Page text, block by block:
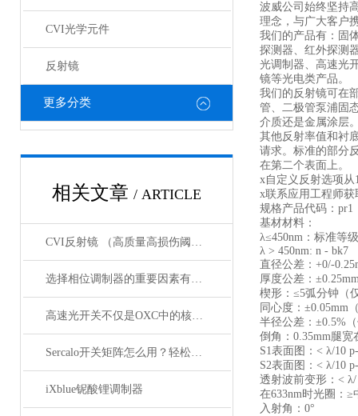
CVI光学元件
反射镜
更多分类
相关文章 / ARTICLE
CVI反射镜 （高质量高损伤阈值反射镜）产品介绍
选择相位调制器的重要因素有哪些？你清楚吗？
高速光开关不仅是OXC中的核心器件，它还广泛应用于这些领域
Sercalo开关矩阵怎么用？轻松实现光路智能切换
iXblue铌酸锂调制器
波威公司始终坚持
理念，与广大客户
我们的产品有：固
探测器、红外探测
光调制器、高速光
镜等光电类产品。
我们的反射镜可在
管、二极管泵浦固
介质还是金属涂层
其他反射率值和衬
请求。标准的部分
在第二个表面上。
x自定义反射选项从
x联系应用工程师获
规格产品代码：pr1
基材材料：
λ≤450nm：标准等
λ > 450nm: n - bk7
直径公差：+0/-
厚度公差：
楔形：≤5弧分钟（
同心度：±0.05mm
半径公差：±0.5%
倒角：0.35mm腿宽
S1表面图：< λ/10
S2表面图：< λ/10
透射波前变形：< λ/
在633nm时光圈：≥
入射角：0°